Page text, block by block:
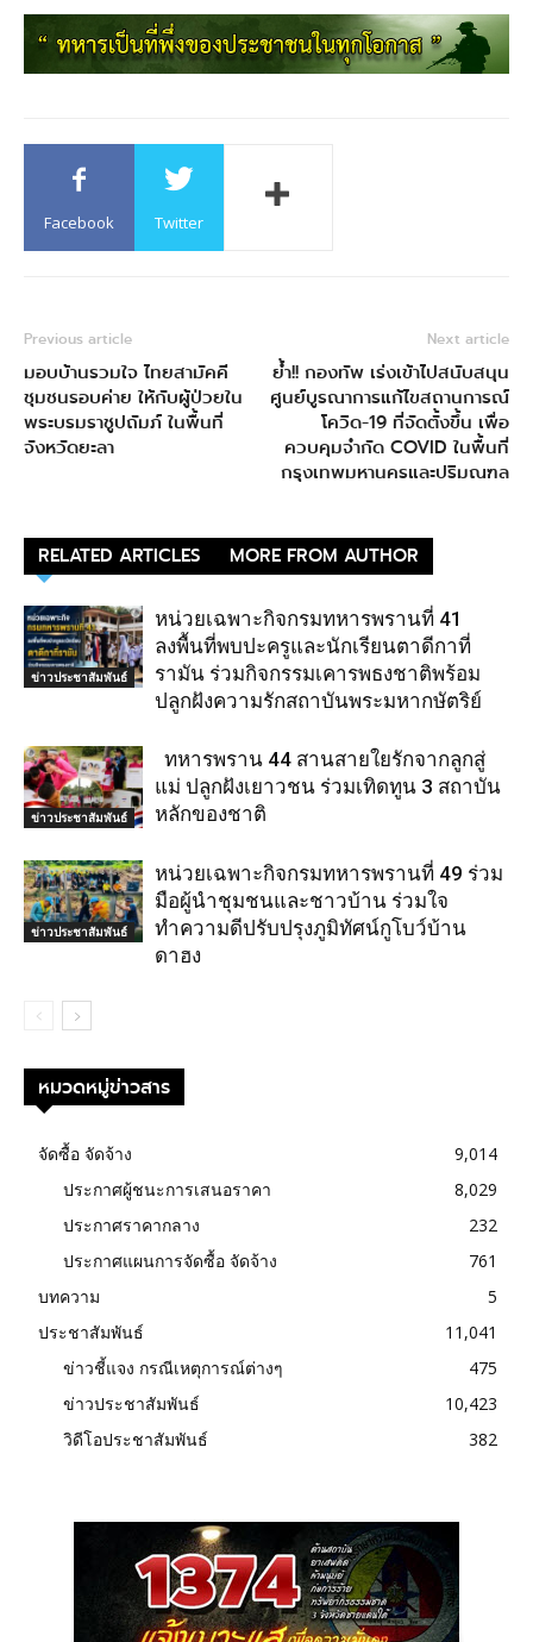
Facebook Twitter
Previous article
มอบบ้านรวมใจ ไทยสามัคคี
ชุมชนรอบค่าย ให้กับผู้ป่วยใน
พระบรมราชูปถัมภ์ ในพื้นที่
จังหวัดยะลา
Next article
ย้ำ!! กองทัพ เร่งเข้าไปสนับสนุน
ศูนย์บูรณาการแก้ไขสถานการณ์
โควิด-19 ที่จัดตั้งขึ้น เพื่อ
ควบคุมจำกัด COVID ในพื้นที่
กรุงเทพมหานครและปริมณฑล
RELATED ARTICLES MORE FROM AUTHOR
ข่าวประชาสัมพันธ์
หน่วยเฉพาะกิจกรมทหารพรานที่ 41
ลงพื้นที่พบปะครูและนักเรียนตาดีกาที่
รามัน ร่วมกิจกรรมเคารพธงชาติพร้อม
ปลูกฝังความรักสถาบันพระมหากษัตริย์
ข่าวประชาสัมพันธ์
ทหารพราน 44 สานสายใยรักจากลูกสู่
แม่ ปลูกฝังเยาวชน ร่วมเทิดทูน 3 สถาบัน
หลักของชาติ
ข่าวประชาสัมพันธ์
หน่วยเฉพาะกิจกรมทหารพรานที่ 49 ร่วม
มือผู้นำชุมชนและชาวบ้าน ร่วมใจ
ทำความดีปรับปรุงภูมิทัศน์กูโบว์บ้าน
ดาฮง
หมวดหมู่ข่าวสาร
จัดซื้อ จัดจ้าง
9,014
ประกาศผู้ชนะการเสนอราคา
8,029
ประกาศราคากลาง
232
ประกาศแผนการจัดซื้อ จัดจ้าง
761
บทความ
5
ประชาสัมพันธ์
11,041
ข่าวชี้แจง กรณีเหตุการณ์ต่างๆ
475
ข่าวประชาสัมพันธ์
10,423
วิดีโอประชาสัมพันธ์
382